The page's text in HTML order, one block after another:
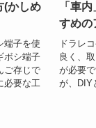
(かしめ
端子を使
ボシ端子
ご存じで
必要な工
「車
すめの
ドラレ
良く、
が必要
が、DIY